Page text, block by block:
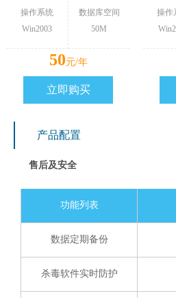
操作系统
Win2003
数据库空间
50M
50元/年
立即购买
操作
产品配置
售后及安全
功能列表
数据定期备份
杀毒软件实时防护